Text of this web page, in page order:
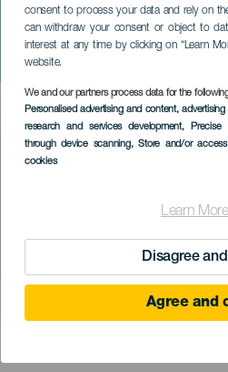
consent to process your data and rely on
can withdraw your consent or object to
interest at any time by clicking on “Learn
website.
We and our partners process data for the
Personalised advertising and content,
research and services development, Precise
through device scanning, Store and/or
cookies
Learn
Disagree
Agree and
San Isidro
zarándoklata
TENERIFE
Imagen
Listado